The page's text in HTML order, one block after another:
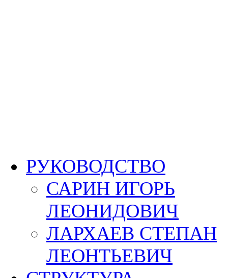
РУКОВОДСТВО
САРИН ИГОРЬ
ЛЕОНИДОВИЧ
ЛАРХАЕВ СТЕПАН
ЛЕОНТЬЕВИЧ